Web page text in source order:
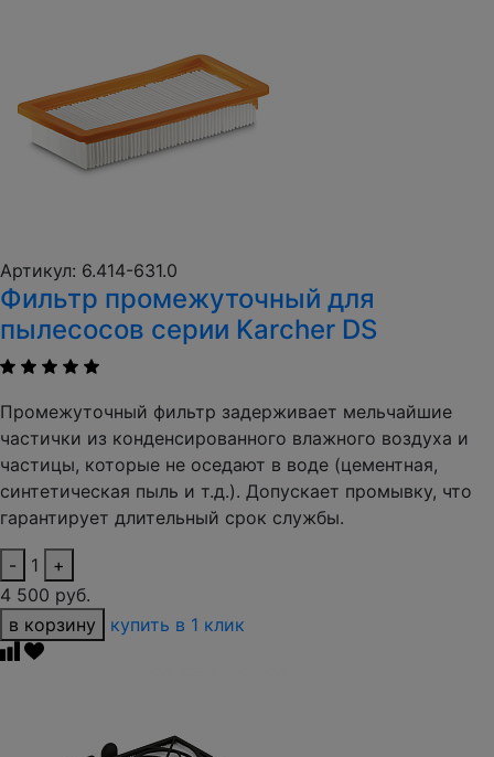
Артикул: 6.414-631.0
Фильтр промежуточный для
пылесосов серии Karcher DS
Промежуточный фильтр задерживает мельчайшие
частички из конденсированного влажного воздуха и
частицы, которые не оседают в воде (цементная,
синтетическая пыль и т.д.). Допускает промывку, что
гарантирует длительный срок службы.
- 1
+
4 500 руб.
в корзину
купить в 1 клик